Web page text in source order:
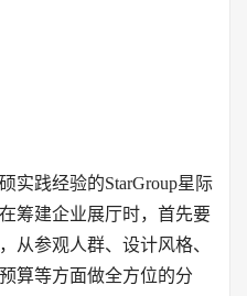
践经验的StarGroup星际
筹建企业展厅时，首先要
从参观人群、设计风格、
算等方面做全方位的分